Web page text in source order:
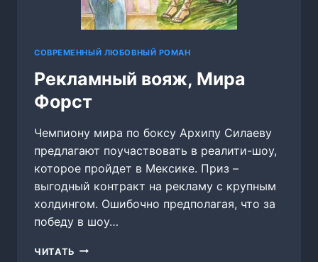
СОВРЕМЕННЫЙ ЛЮБОВНЫЙ РОМАН
Рекламный вояж, Мира
Форст
Чемпиону мира по боксу Архипу Силаеву
предлагают поучаствовать в реалити-шоу,
которое пройдет в Мексике. Приз –
выгодный контракт на рекламу с крупным
холдингом. Ошибочно предполагая, что за
победу в шоу…
ЧИТАТЬ РЕКЛАМНЫЙ